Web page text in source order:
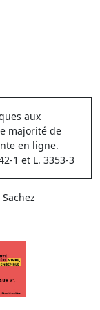
aux
majorité de
en ligne.
1 et L. 3353-3